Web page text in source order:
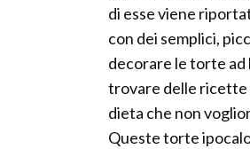
di esse viene
con dei semplici,
decorare le torte
trovare delle ricette
dieta che non
Queste torte